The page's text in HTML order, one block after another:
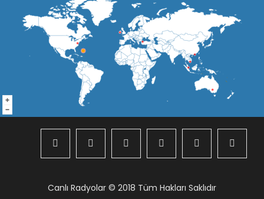
Canlı Radyolar © 2018 Tüm Hakları Saklıdır